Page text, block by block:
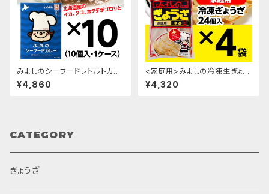
みよしのシーフードレトルトカレ
ー/10パック入・1ケース
¥4,860
<家庭用>みよしの冷凍生ぎょう
ざ×4袋
¥4,320
CATEGORY
ぎょうざ